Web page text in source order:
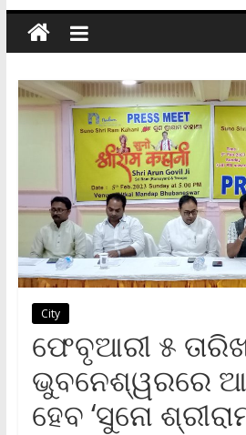
City
ଫେବୃଆରୀ ୫
ଭୁବନେଶ୍ୱରରେ
ହେବ ‘ସୁନୋ ଶ୍ରୀରାମ